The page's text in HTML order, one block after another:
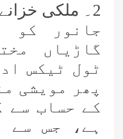
2۔ ملکی خزانے کو فائدہ:
جانور کو
گاڑیاں
ٹول ٹیکس
پھر مویشی
کے حساب سے
ہے، جس سے